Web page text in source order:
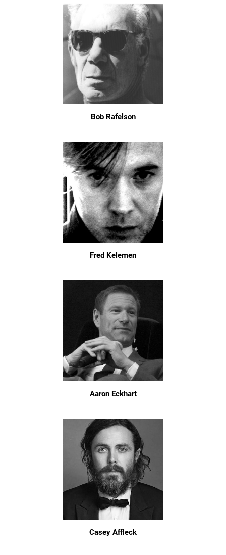
Bob Rafelson
Fred Kelemen
Aaron Eckhart
Casey Affleck